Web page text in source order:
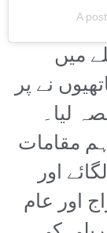
A
میں
نے پر
لیا۔
مقامات
اور
اور عام